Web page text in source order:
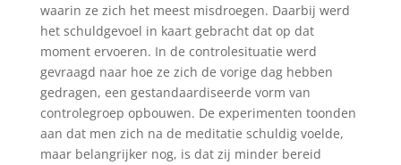
waarin ze zich het meest misdroegen. Daarbij werd
het schuldgevoel in kaart gebracht dat op dat
moment ervoeren. In de controlesituatie werd
gevraagd naar hoe ze zich de vorige dag hebben
gedragen, een gestandaardiseerde vorm van
controlegroep opbouwen. De experimenten toonden
aan dat men zich na de meditatie schuldig voelde,
maar belangrijker nog, is dat zij minder bereid